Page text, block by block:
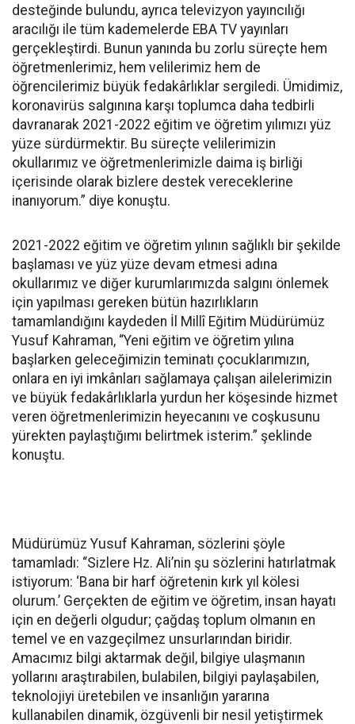
desteğinde bulundu, ayrıca televizyon yayıncılığı
aracılığı ile tüm kademelerde EBA TV yayınları
gerçekleştirdi. Bunun yanında bu zorlu süreçte hem
öğretmenlerimiz, hem velilerimiz hem de
öğrencilerimiz büyük fedakârlıklar sergiledi. Ümidimiz,
koronavirüs salgınına karşı toplumca daha tedbirli
davranarak 2021-2022 eğitim ve öğretim yılımızı yüz
yüze sürdürmektir. Bu süreçte velilerimizin
okullarımız ve öğretmenlerimizle daima iş birliği
içerisinde olarak bizlere destek vereceklerine
inanıyorum.” diye konuştu.
2021-2022 eğitim ve öğretim yılının sağlıklı bir şekilde
başlaması ve yüz yüze devam etmesi adına
okullarımız ve diğer kurumlarımızda salgını önlemek
için yapılması gereken bütün hazırlıkların
tamamlandığını kaydeden İl Millî Eğitim Müdürümüz
Yusuf Kahraman, “Yeni eğitim ve öğretim yılına
başlarken geleceğimizin teminatı çocuklarımızın,
onlara en iyi imkânları sağlamaya çalışan ailelerimizin
ve büyük fedakârlıklarla yurdun her köşesinde hizmet
veren öğretmenlerimizin heyecanını ve coşkusunu
yürekten paylaştığımı belirtmek isterim.” şeklinde
konuştu.
Müdürümüz Yusuf Kahraman, sözlerini şöyle
tamamladı: “Sizlere Hz. Ali’nin şu sözlerini hatırlatmak
istiyorum: ‘Bana bir harf öğretenin kırk yıl kölesi
olurum.’ Gerçekten de eğitim ve öğretim, insan hayatı
için en değerli olgudur; çağdaş toplum olmanın en
temel ve en vazgeçilmez unsurlarından biridir.
Amacımız bilgi aktarmak değil, bilgiye ulaşmanın
yollarını araştırabilen, bulabilen, bilgiyi paylaşabilen,
teknolojiyi üretebilen ve insanlığın yararına
kullanabilen dinamik, özgüvenli bir nesil yetiştirmek